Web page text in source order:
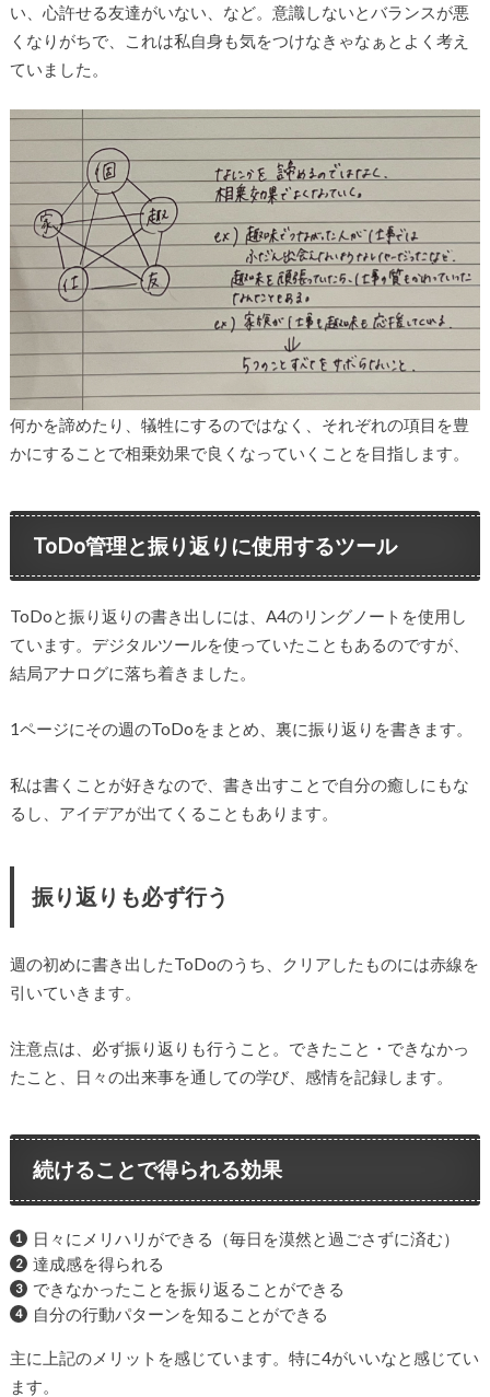
い、心許せる友達がいない、など。意識しないとバランスが悪
くなりがちで、これは私自身も気をつけなきゃなぁとよく考え
ていました。
何かを諦めたり、犠牲にするのではなく、それぞれの項目を豊
かにすることで相乗効果で良くなっていくことを目指します。
ToDo管理と振り返りに使用するツール
ToDoと振り返りの書き出しには、A4のリングノートを使用し
ています。デジタルツールを使っていたこともあるのですが、
結局アナログに落ち着きました。
1ページにその週のToDoをまとめ、裏に振り返りを書きます。
私は書くことが好きなので、書き出すことで自分の癒しにもな
るし、アイデアが出てくることもあります。
振り返りも必ず行う
週の初めに書き出したToDoのうち、クリアしたものには赤線を
引いていきます。
注意点は、必ず振り返りも行うこと。できたこと・できなかっ
たこと、日々の出来事を通しての学び、感情を記録します。
続けることで得られる効果
日々にメリハリができる（毎日を漠然と過ごさずに済む）
達成感を得られる
できなかったことを振り返ることができる
自分の行動パターンを知ることができる
主に上記のメリットを感じています。特に4がいいなと感じてい
ます。